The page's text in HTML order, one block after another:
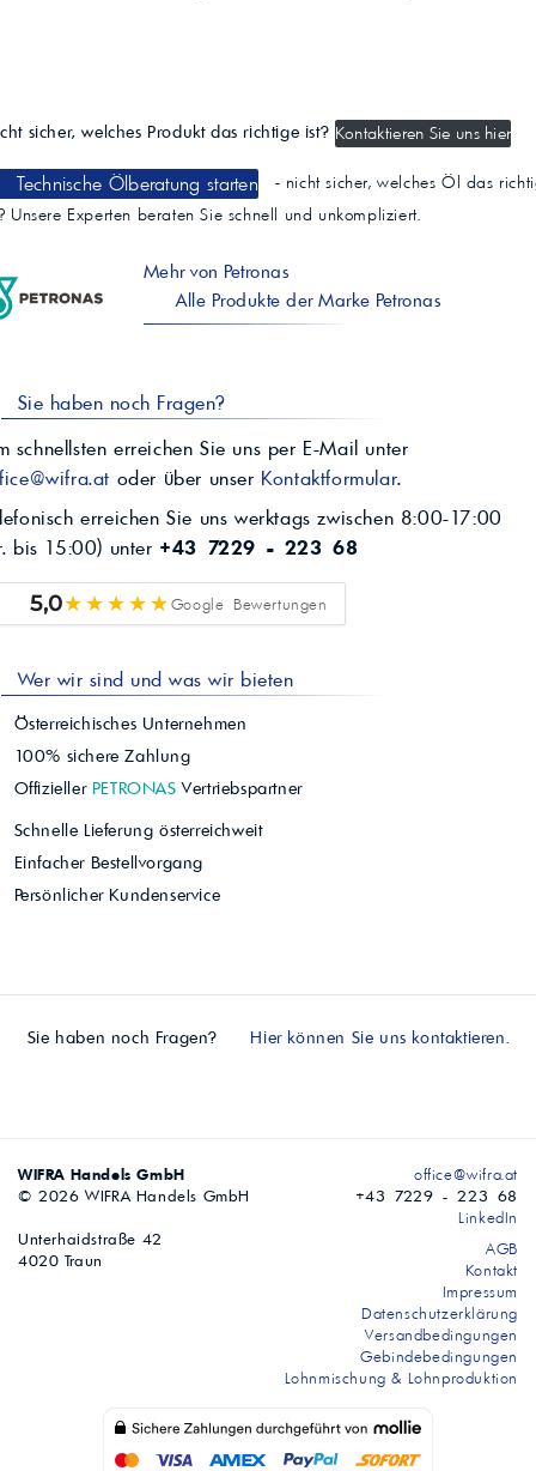
sicher, welches Produkt das richtige ist? Kontaktieren Sie uns hier
Technische Ölberatung starten
- nicht sicher, welches Öl das
Unsere Experten beraten Sie schnell und unkompliziert.
Mehr von Petronas
Alle Produkte der Marke Petronas
Sie haben noch Fragen?
schnellsten erreichen Sie uns per E-Mail unter
oder über unser Kontaktformular.
erreichen Sie uns werktags zwischen 8:00-17:00
bis 15:00) unter +43 7229 - 223 68
5,0★★★★★Google Bewertungen
Wer wir sind und was wir bieten
Österreichisches Unternehmen
100% sichere Zahlung
Offizieller PETRONAS Vertriebspartner
Schnelle Lieferung österreichweit
Einfacher Bestellvorgang
Persönlicher Kundenservice
Sie haben noch Fragen? Hier können Sie uns kontaktieren.
WIFRA Handels GmbH
© 2026 WIFRA Handels GmbH
Unterhaidstraße 42
4020 Traun
office@wifra.at
+43 7229 - 223 68
LinkedIn
AGB
Kontakt
Impressum
Datenschutzerklärung
Versandbedingungen
Gebindebedingungen
Lohnmischung & Lohnproduktion